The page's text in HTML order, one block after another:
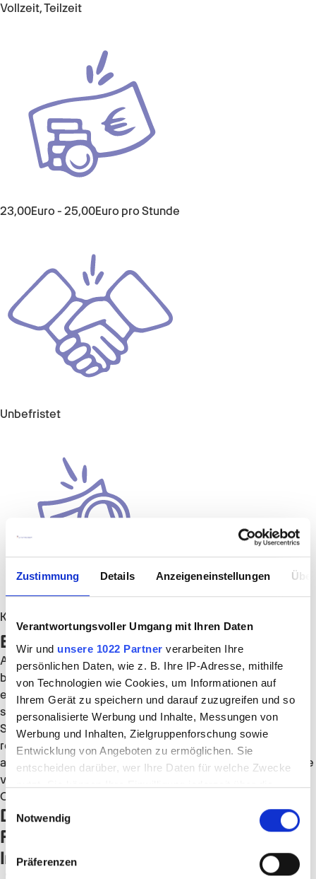
Zustimmung Details Anzeigeneinstellungen
Verantwortungsvoller Umgang mit Ihren Daten
Wir und unsere 1022 Partner verarbeiten Ihre
persönlichen Daten, wie z. B. Ihre IP-Adresse, mithilfe
von Technologien wie Cookies, um Informationen auf
Ihrem Gerät zu speichern und darauf zuzugreifen und so
personalisierte Werbung und Inhalte, Messungen von
Werbung und Inhalten, Zielgruppenforschung sowie
Entwicklung von Angeboten zu ermöglichen. Sie
entscheiden darüber, wer Ihre Daten für welche Zwecke
nutzt. Sie können Ihre Einwilligung jederzeit über die
Trigger Symbol ändern oder widerrufen
Informationen über Ihre geografische Lage
Notwendig
Präferenzen
Vollzeit, Teilzeit
23,00Euro- 25,00Euro pro Stunde
Unbefristet
Kaiserslautern
Erlebe Vielfalt, die dich wachsen lässt.
Als Pädagogische Fachkraft im Hort bei Promedis24
begleitest du Kinder durch ihren Nachmittag und schaffst
einen verlässlichen Rahmen, in dem sie lernen, spielen und
sich weiterentwickeln können. Du förderst
Selbstständigkeit, soziale Kompetenzen und ein
respektvolles Miteinander. Dabei gestaltest du einen
abwechslungsreichen Hortalltag und bleibst auch dann eine
verlässliche Bezugsperson, wenn Kinder im Alltag mehr
Orientierung oder Unterstützung benötigen.
Das bekommst du bei uns als
Pädagogische Fachkraft – Hort (m/w/d)
inKaiserslautern
übertariflich nach GVP Tarifvertrag –